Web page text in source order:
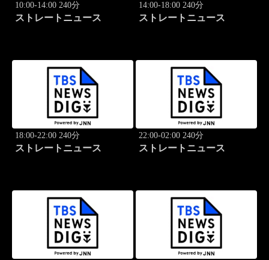
10:00-14:00 240分
ストレートニュース
14:00-18:00 240分
ストレートニュース
18:00-22:00 240分
ストレートニュース
22:00-02:00 240分
ストレートニュース